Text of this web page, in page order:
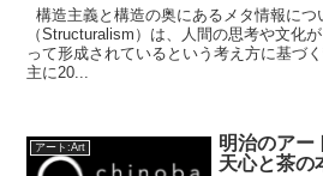
構造主義と構造の奥にあるメタ情報につ
（Structuralism）は、人間の思考や文化
って形成されているという考え方に基づ
主に20...
アート:Art
明治のアー
天心と茶の